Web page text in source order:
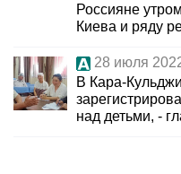
Россияне
Киева и ряду
28 июля
В Кара-
над детьми, -